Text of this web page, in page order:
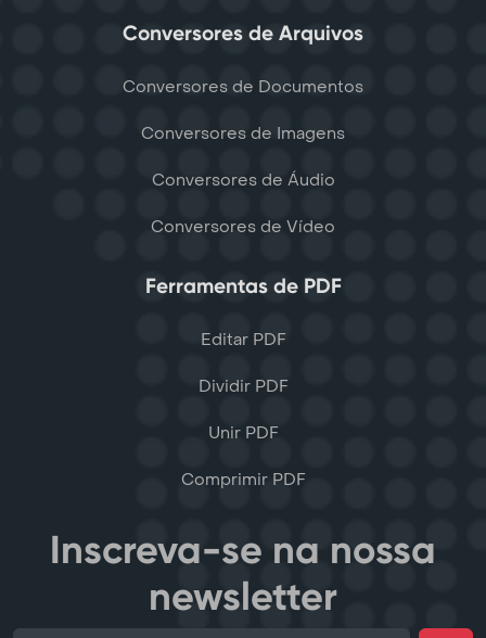
Conversores de Arquivos
Conversores de Documentos
Conversores de Imagens
Conversores de Áudio
Conversores de Vídeo
Ferramentas de PDF
Editar PDF
Dividir PDF
Unir PDF
Comprimir PDF
Inscreva-se na nossa
newsletter